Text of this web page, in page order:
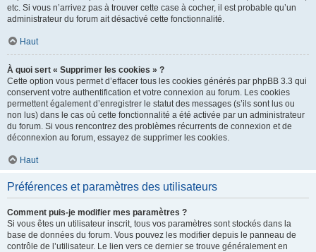
etc. Si vous n’arrivez pas à trouver cette case à cocher, il est probable qu’un
administrateur du forum ait désactivé cette fonctionnalité.
Haut
À quoi sert « Supprimer les cookies » ?
Cette option vous permet d’effacer tous les cookies générés par phpBB 3.3 qui
conservent votre authentification et votre connexion au forum. Les cookies
permettent également d’enregistrer le statut des messages (s’ils sont lus ou
non lus) dans le cas où cette fonctionnalité a été activée par un administrateur
du forum. Si vous rencontrez des problèmes récurrents de connexion et de
déconnexion au forum, essayez de supprimer les cookies.
Haut
Préférences et paramètres des utilisateurs
Comment puis-je modifier mes paramètres ?
Si vous êtes un utilisateur inscrit, tous vos paramètres sont stockés dans la
base de données du forum. Vous pouvez les modifier depuis le panneau de
contrôle de l’utilisateur. Le lien vers ce dernier se trouve généralement en